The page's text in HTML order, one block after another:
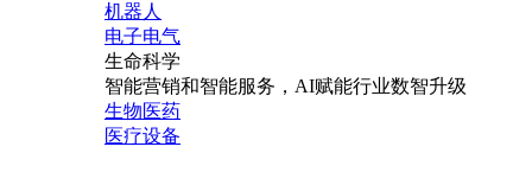
机器人
电子电气
生命科学
智能营销和智能服务，AI赋能行业数智升级
生物医药
医疗设备